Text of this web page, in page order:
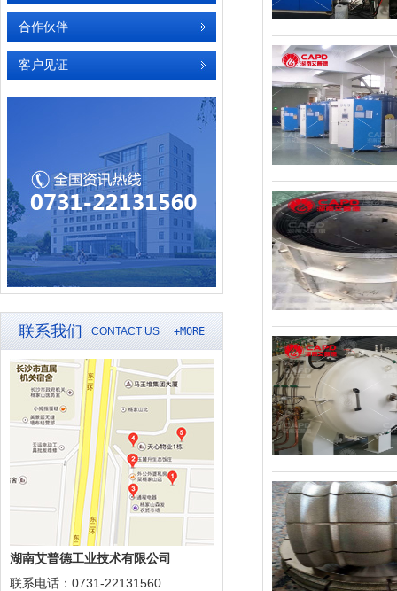
合作伙伴
客户见证
联系我们 CONTACT US +MORE
湖南艾普德工业技术有限公司
联系电话：0731-22131560